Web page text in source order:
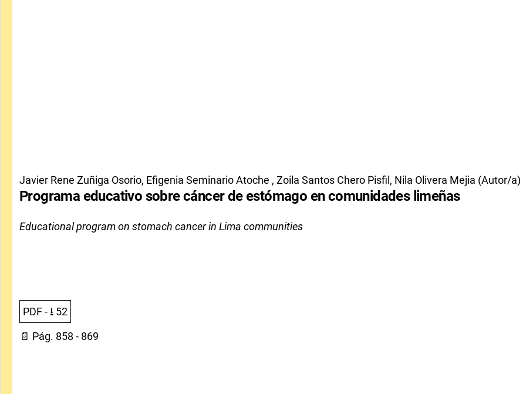
Javier Rene Zuñiga Osorio, Efigenia Seminario Atoche , Zoila Santos Chero Pisfil, Nila Olivera Mejia (Autor/a)
Programa educativo sobre cáncer de estómago en comunidades limeñas
Educational program on stomach cancer in Lima communities
PDF- ⭳ 52
📄 Pág. 858 - 869